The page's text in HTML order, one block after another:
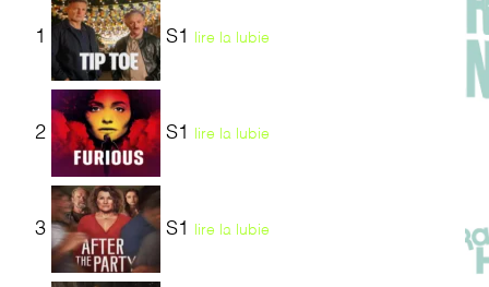
1 S1 lire la lubie
2 S1 lire la lubie
3 S1 lire la lubie